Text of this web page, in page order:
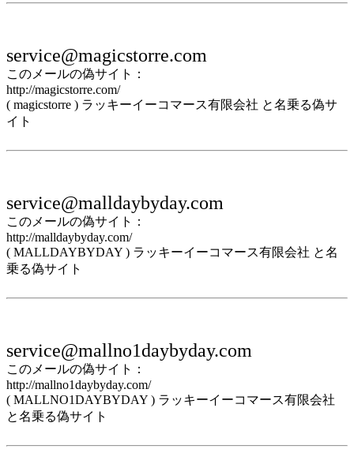
service@magicstorre.com
このメールの偽サイト：
http://magicstorre.com/
( magicstorre ) ラッキーイーコマース有限会社 と名乗る偽サ
イト
service@malldaybyday.com
このメールの偽サイト：
http://malldaybyday.com/
( MALLDAYBYDAY ) ラッキーイーコマース有限会社 と名
乗る偽サイト
service@mallno1daybyday.com
このメールの偽サイト：
http://mallno1daybyday.com/
( MALLNO1DAYBYDAY ) ラッキーイーコマース有限会社
と名乗る偽サイト